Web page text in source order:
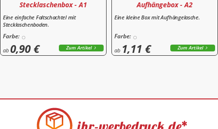
Stecklaschenbox - A1
Eine einfache Faltschachtel mit
Stecklaschenboden.
Farbe:
ab 0,90 € Zum Artikel
Aufhängebox - A2
Eine kleine Box mit Aufhängelasche.
Farbe:
ab 1,11 € Zum Artikel